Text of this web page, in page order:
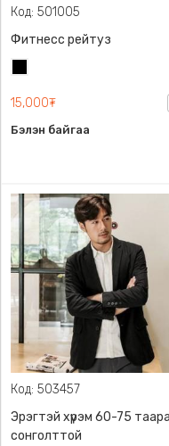
Код: 501005
Фитнесс рейтуз
15,000₮
Бэлэн байгаа
Код: 503457
Эрэгтэй хүрэм 60-75
сонголттой